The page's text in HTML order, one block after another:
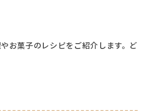
お菓子のレシピをご紹介します。ど